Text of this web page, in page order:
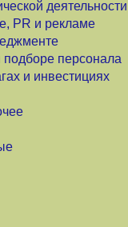
деятельности
PR и рекламе
персонала
и инвестициях